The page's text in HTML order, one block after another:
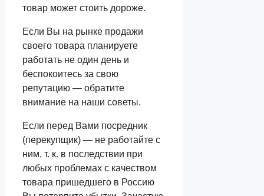
товар может стоить дороже.
Если Вы на рынке продажи
своего товара планируете
работать не один день и
беспокоитесь за свою
репутацию — обратите
внимание на наши советы.
Если перед Вами посредник
(перекупщик) — не работайте с
ним, т. к. в последствии при
любых проблемах с качеством
товара пришедшего в Россию